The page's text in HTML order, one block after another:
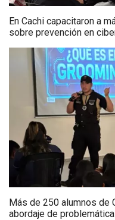
En Cachi capacitaron a
sobre prevención en
Más de 250 alumnos de
abordaje de